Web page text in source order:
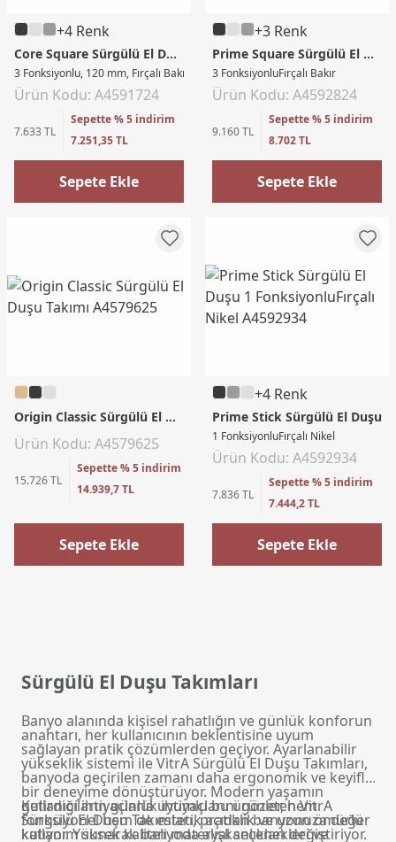
+4 Renk
Core Square Sürgülü El Duşu
3 Fonksiyonlu, 120 mm, Fırçalı Bakır
Ürün Kodu: A4591724
7.633 TL
Sepette % 5 indirim
7.251,35 TL
Sepete Ekle
+3 Renk
Prime Square Sürgülü El Duşu
3 FonksiyonluFırçalı Bakır
Ürün Kodu: A4592824
9.160 TL
Sepette % 5 indirim
8.702 TL
Sepete Ekle
Origin Classic Sürgülü El Duşu Takımı
Ürün Kodu: A4579625
15.726 TL
Sepette % 5 indirim
14.939,7 TL
Sepete Ekle
+4 Renk
Prime Stick Sürgülü El Duşu
1 FonksiyonluFırçalı Nikel
Ürün Kodu: A4592934
7.836 TL
Sepette % 5 indirim
7.444,2 TL
Sepete Ekle
Sürgülü El Duşu Takımları
Banyo alanında kişisel rahatlığın ve günlük konforun
anahtarı, her kullanıcının beklentisine uyum
sağlayan pratik çözümlerden geçiyor. Ayarlanabilir
yükseklik sistemi ile VitrA Sürgülü El Duşu Takımları,
banyoda geçirilen zamanı daha ergonomik ve keyifli
bir deneyime dönüştürüyor. Modern yaşamın
getirdiği ihtiyaçlarla uyumlu bu ürünler, hem
fonksiyonel hem de estetik açıdan banyonuza değer
katıyor. Yüksek kaliteli materyal seçenekleri ve
Kullanıcıların günlük ihtiyaçlarını gözeten VitrA
Sürgülü El Duşu Takımları, pratiklik ve uzun ömürlü
kullanım sunarak banyoda alışkanlıkları değiştiriyor.